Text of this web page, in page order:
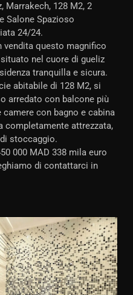
Marrakech, 128 M2, 2
Salone Spazioso
24/24.
vendita questo magnifico
nel cuore di gueliz
tranquilla e sicura.
abitabile di 128 M2, si
arredato con balcone più
camere con bagno e cabina
completamente attrezzata,
stoccaggio.
000 MAD 338 mila euro
di contattarci in